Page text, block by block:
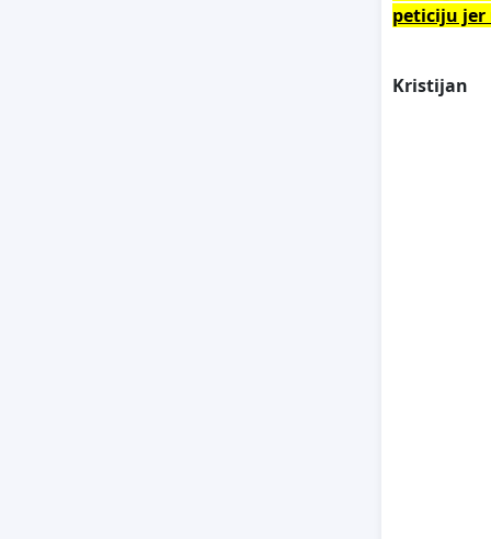
peticiju jer
Kristijan